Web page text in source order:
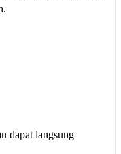
dapat langsung